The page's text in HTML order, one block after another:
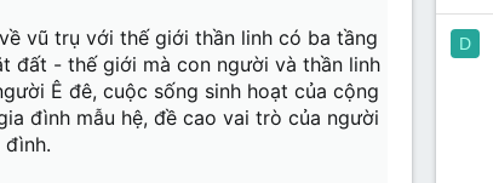
vũ trụ với thế giới thần linh có ba tầng
đất - thế giới mà con người và thần linh
Ê đê, cuộc sống sinh hoạt của cộng
đình mẫu hệ, đề cao vai trò của người
D